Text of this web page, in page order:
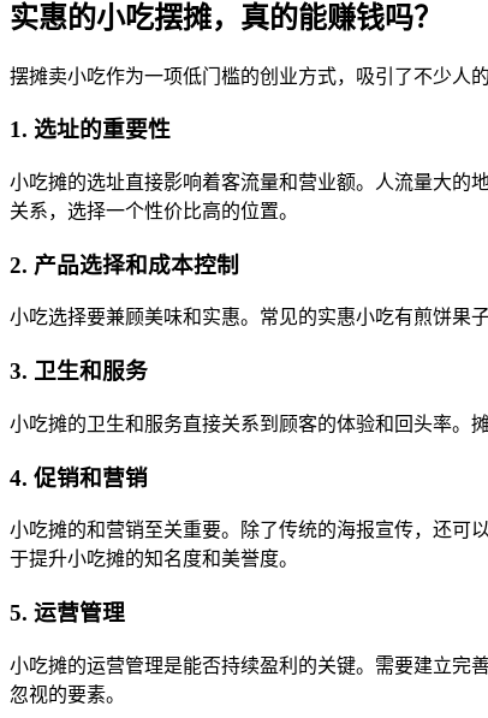
实惠的小吃摆摊，真的能赚钱吗？
摆摊卖小吃作为一项低门槛的创业方式，吸引了不少人
1. 选址的重要性
小吃摊的选址直接影响着客流量和营业额。人流量大的
关系，选择一个性价比高的位置。
2. 产品选择和成本控制
小吃选择要兼顾美味和实惠。常见的实惠小吃有煎饼果
3. 卫生和服务
小吃摊的卫生和服务直接关系到顾客的体验和回头率。
4. 促销和营销
小吃摊的和营销至关重要。除了传统的海报宣传，还可
于提升小吃摊的知名度和美誉度。
5. 运营管理
小吃摊的运营管理是能否持续盈利的关键。需要建立完
忽视的要素。